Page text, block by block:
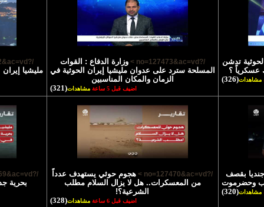
تدشن
عسكرياً ؟
مشاهدات(326)
/?no=127473&ac=vd >
وزارة الدفاع : القوات
المسلحة سترد على عدوان مليشيا إيران الحوثية في
الزمان والمكان المناسبين
اضيف قبل 5 ساعة مشاهدات(321)
/?no=127472&ac=vd >
مليشيا
45 جنديا بقصف
وحضرموت
مشاهدات(320)
/?no=127470&ac=vd >
هجوم حوثي يستهدف عدداً
من المعسكرات.. هل لا يزال السلام مطلب
الشرعية؟!
اضيف قبل 6 ساعة مشاهدات(328)
/?no=127469&ac=vd >
بحرية